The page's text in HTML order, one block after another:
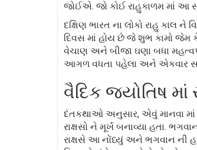
જોઈએ. જો કોઈ રાહુકાળમ માં આ
દક્ષિણ ભારત ના લોકો રાહુ કાલ
દિવસ માં હોય છે જે શુભ કામો જેમ
વેચાણ અને બીજા ઘણા બધા
આગળ વધતા પહેલા અને એકવાર
વૈદિક જ્યોતિષ માં
દંતકથાઓ અનુસાર, એવું માનવા
રાક્ષસો ને મૂર્ખ બનાવ્યા હતા.
રાક્ષસે આ નોંધ્યું અને ભગવાન ની